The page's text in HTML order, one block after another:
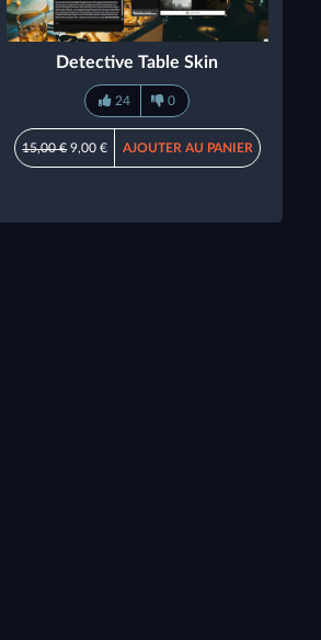
Detective Table Skin
24 0
15,00 €9,00 € AJOUTER AU PANIER